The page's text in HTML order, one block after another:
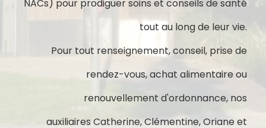
NACs) pour prodiguer soins et conseils de santé
tout au long de leur vie.
Pour tout renseignement, conseil, prise de
rendez-vous, achat alimentaire ou
renouvellement d'ordonnance, nos
auxiliaires Catherine, Clémentine, Oriane et